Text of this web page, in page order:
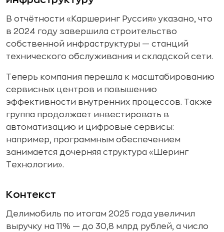
В отчётности «Каршеринг Руссия» указано, что
в 2024 году завершила строительство
собственной инфраструктуры — станций
технического обслуживания и складской сети.
Теперь компания перешла к масштабированию
сервисных центров и повышению
эффективности внутренних процессов. Также
группа продолжает инвестировать в
автоматизацию и цифровые сервисы:
например, программным обеспечением
занимается дочерняя структура «Шеринг
Технологии».
Контекст
Делимобиль по итогам 2025 года увеличил
выручку на 11% — до 30,8 млрд рублей, а число